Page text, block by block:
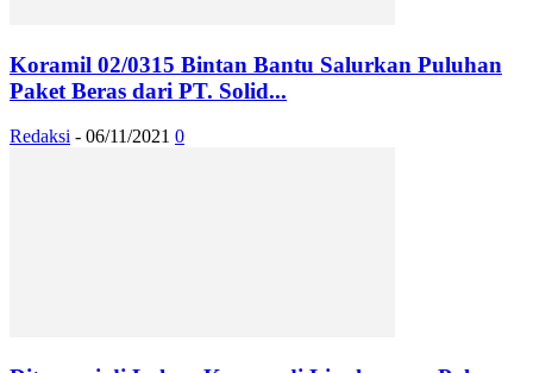
Koramil 02/0315 Bintan Bantu Salurkan Puluhan
Paket Beras dari PT. Solid...
Redaksi - 06/11/2021 0